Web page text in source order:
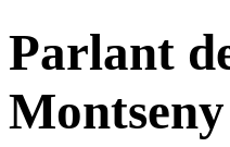
Parlant